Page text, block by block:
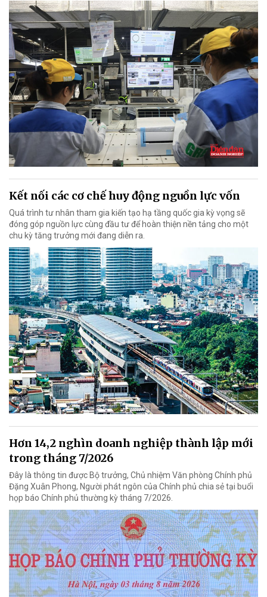
Kết nối các cơ chế huy động nguồn lực vốn
Quá trình tư nhân tham gia kiến tạo hạ tầng quốc gia kỳ vọng sẽ
đóng góp nguồn lực cùng đầu tư để hoàn thiện nền tảng cho một
chu kỳ tăng trưởng mới đang diễn ra.
Hơn 14,2 nghìn doanh nghiệp thành lập mới
trong tháng 7/2026
Đây là thông tin được Bộ trưởng, Chủ nhiệm Văn phòng Chính phủ
Đặng Xuân Phong, Người phát ngôn của Chính phủ chia sẻ tại buổi
họp báo Chính phủ thường kỳ tháng 7/2026.